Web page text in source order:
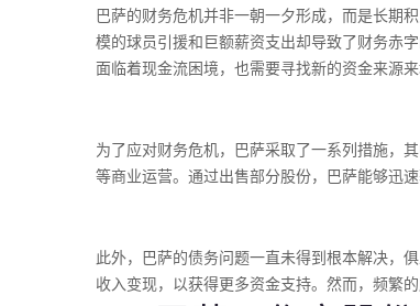
巴萨的财务危机并非一朝一夕形成，而是长期
模的球员引援和巨额薪资支出却导致了财务赤
面临着现金流困境，也需要寻找新的资金来源来
为了应对财务危机，巴萨采取了一系列措施，
等商业运营。通过出售部分股份，巴萨能够迅
此外，巴萨的债务问题一直未得到根本解决，
收入变现，以获得更多资金支持。然而，频繁